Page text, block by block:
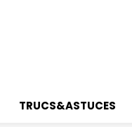
TRUCS&ASTUCES